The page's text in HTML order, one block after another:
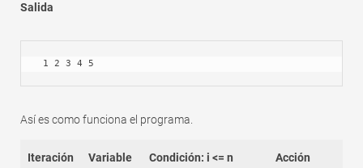
Salida
1 2 3 4 5
Así es como funciona el programa.
Iteración Variable Condición: i <= n Acción